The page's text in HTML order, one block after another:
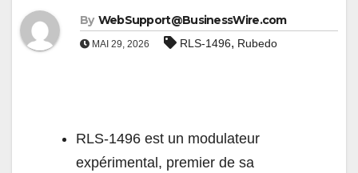
By WebSupport@BusinessWire.com
MAI 29, 2026 RLS-1496, Rubedo
RLS-1496 est un modulateur
expérimental, premier de sa